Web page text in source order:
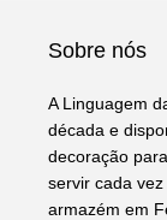
Sobre nós
A Linguagem
década e
decoração
servir cada
armazém em